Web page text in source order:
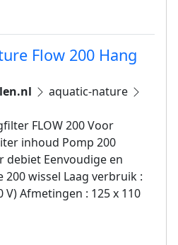
Flow 200 Hang
aquatic-nature
FLOW 200 Voor
inhoud Pomp 200
debiet Eenvoudige en
wissel Laag verbruik :
V) Afmetingen : 125 x 110